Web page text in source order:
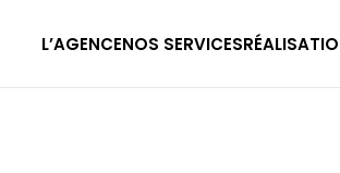
L’AGENCENOS SERVICES